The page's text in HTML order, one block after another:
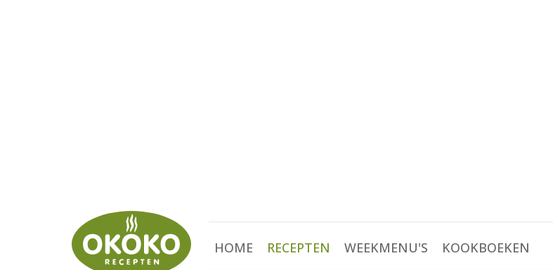
HOME RECEPTEN WEEKMENU'S KOOKBOEKEN